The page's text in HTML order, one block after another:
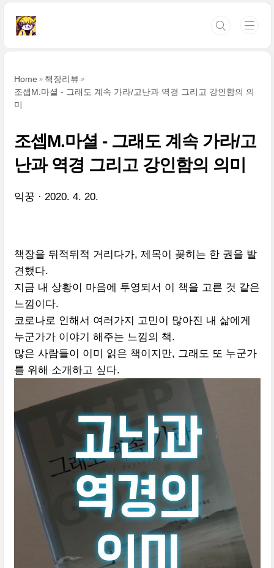
Home
책장리뷰
조셉M.마셜 - 그래도 계속 가라/고난과 역경 그리고 강인함의 의
미
조셉M.마셜 - 그래도 계속 가라/고
난과 역경 그리고 강인함의 의미
익꿍 2020. 4. 20.
책장을 뒤적뒤적 거리다가, 제목이 꽂히는 한 권을 발
견했다.
지금 내 상황이 마음에 투영되서 이 책을 고른 것 같은
느낌이다.
코로나로 인해서 여러가지 고민이 많아진 내 삶에게
누군가가 이야기 해주는 느낌의 책.
많은 사람들이 이미 읽은 책이지만, 그래도 또 누군가
를 위해 소개하고 싶다.